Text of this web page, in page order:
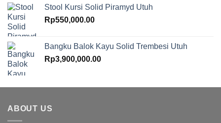
Stool Kursi Solid Piramyd Utuh
Rp550,000.00
Bangku Balok Kayu Solid Trembesi Utuh
Rp3,900,000.00
ABOUT US